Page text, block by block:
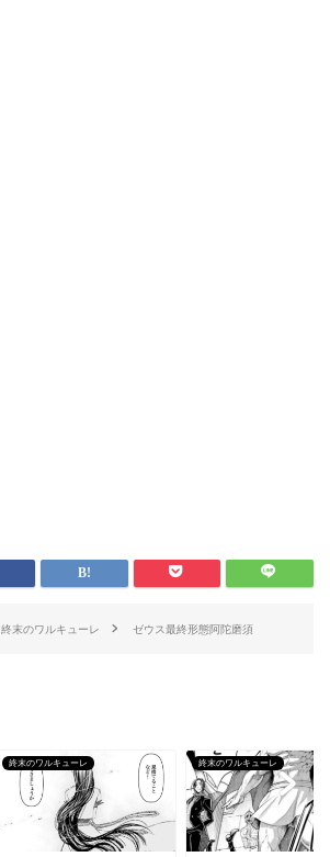
終末のワルキューレ ゼウス最終形態阿陀磨須
終末のワルキューレ 終末のワルキューレ